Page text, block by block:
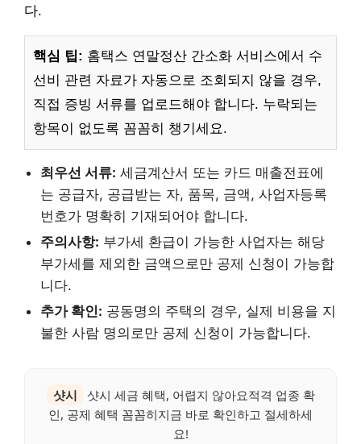
다.
핵심 팁: 홈택스 연말정산 간소화 서비스에서 수
선비 관련 자료가 자동으로 조회되지 않을 경우,
직접 증빙 서류를 업로드해야 합니다. 누락되는
항목이 없도록 꼼꼼히 챙기세요.
최우선 서류: 세금계산서 또는 카드 매출전표에
는 공급자, 공급받는 자, 품목, 금액, 사업자등록
번호가 명확히 기재되어야 합니다.
주의사항: 부가세 환급이 가능한 사업자는 해당
부가세를 제외한 금액으로만 공제 신청이 가능합
니다.
추가 확인: 공동명의 주택의 경우, 실제 비용을 지
불한 사람 명의로만 공제 신청이 가능합니다.
샷시
샷시 세금 혜택, 어렵지 않아요적격 업종 확
인, 공제 혜택 꼼꼼히지금 바로 확인하고 절세하세
요!